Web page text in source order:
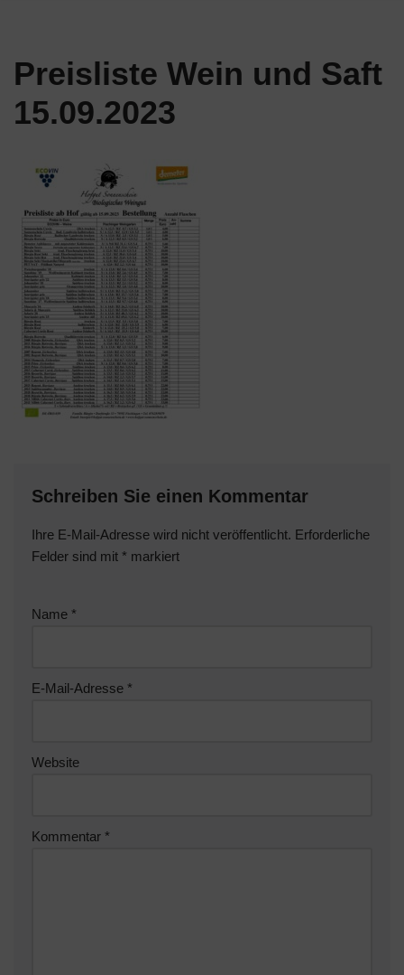
Preisliste Wein und Saft
15.09.2023
Schreiben Sie einen Kommentar
Ihre E-Mail-Adresse wird nicht veröffentlicht. Erforderliche
Felder sind mit * markiert
Name *
E-Mail-Adresse *
Website
Kommentar *